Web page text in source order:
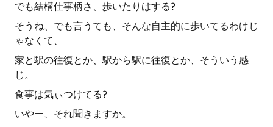
でも結構仕事柄さ、歩いたりはする?
そうね、でも言うても、そんな自主的に歩いてるわけじ
ゃなくて、
家と駅の往復とか、駅から駅に往復とか、そういう感
じ。
食事は気ぃつけてる?
いやー、それ聞きますか。